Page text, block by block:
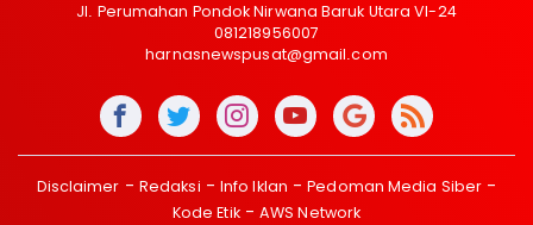
Jl. Perumahan Pondok Nirwana Baruk Utara VI-24
081218956007
harnasnewspusat@gmail.com
Disclaimer Redaksi Info Iklan
Pedoman Media Siber
Kode Etik
AWS Network